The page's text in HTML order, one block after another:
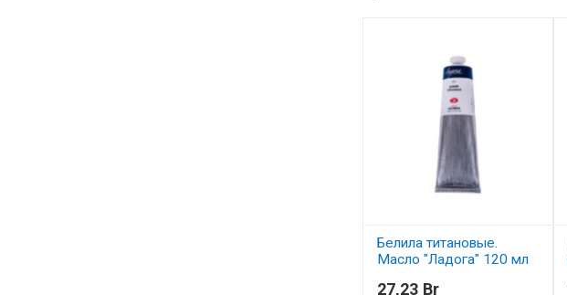
Белила титановые.
Масло "Ладога" 120 мл
27,23 Br